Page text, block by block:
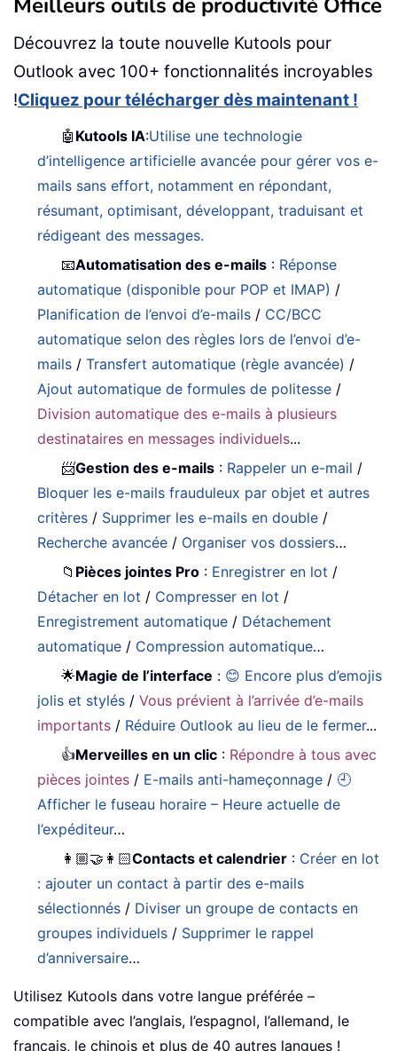
Meilleurs outils de productivité Office
Découvrez la toute nouvelle Kutools pour
Outlook avec 100+ fonctionnalités incroyables
!Cliquez pour télécharger dès maintenant !
🤖 Kutools IA:Utilise une technologie
d’intelligence artificielle avancée pour gérer vos e-
mails sans effort, notamment en répondant,
résumant, optimisant, développant, traduisant et
rédigeant des messages.
📧Automatisation des e-mails : Réponse
automatique (disponible pour POP et IMAP) /
Planification de l’envoi d’e-mails / CC/BCC
automatique selon des règles lors de l’envoi d’e-
mails /Transfert automatique (règle avancée) /
Ajout automatique de formules de politesse /
Division automatique des e-mails à plusieurs
destinataires en messages individuels...
📨Gestion des e-mails : Rappeler un e-mail /
Bloquer les e-mails frauduleux par objet et autres
critères / Supprimer les e-mails en double /
Recherche avancée / Organiser vos dossiers…
📁 Pièces jointes Pro : Enregistrer en lot /
Détacher en lot / Compresser en lot /
Enregistrement automatique / Détachement
automatique / Compression automatique…
🌟Magie de l’interface : 😊 Encore plus d’emojis
jolis et stylés /Vous prévient à l’arrivée d’e-mails
importants / Réduire Outlook au lieu de le fermer...
👍Merveilles en un clic : Répondre à tous avec
pièces jointes / E-mails anti-hameçonnage / 🕘
Afficher le fuseau horaire – Heure actuelle de
l’expéditeur…
👩🏼‍🤝‍👩🏻Contacts et calendrier : Créer en lot
: ajouter un contact à partir des e-mails
sélectionnés / Diviser un groupe de contacts en
groupes individuels / Supprimer le rappel
d’anniversaire…
Utilisez Kutools dans votre langue préférée –
compatible avec l’anglais, l’espagnol, l’allemand, le
français, le chinois et plus de 40 autres langues !